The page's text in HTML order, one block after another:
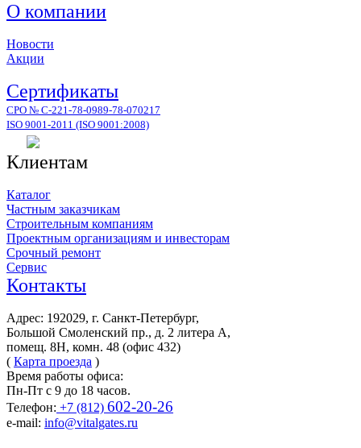
О компании
Новости
Акции
Сертификаты
СРО № С-221-78-0989-78-070217
ISO 9001-2011 (ISO 9001:2008)
Клиентам
Каталог
Частным заказчикам
Строительным компаниям
Проектным организациям и инвесторам
Срочный ремонт
Сервис
Контакты
Адрес: 192029, г. Санкт-Петербург,
Большой Смоленский пр., д. 2 литера А,
помещ. 8Н, комн. 48 (офис 432)
( Карта проезда )
Время работы офиса:
Пн-Пт с 9 до 18 часов.
Телефон: +7 (812) 602-20-26
e-mail: info@vitalgates.ru